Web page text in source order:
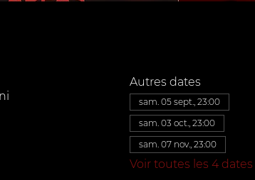
Autres dates
sam. 05 sept., 23:00
sam. 03 oct., 23:00
sam. 07 nov., 23:00
Voir toutes les 4 dates